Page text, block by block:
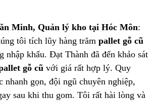
Minh, Quản lý kho tại Hóc Môn:
tôi tích lũy hàng trăm pallet gỗ cũ
nhập khẩu. Đạt Thành đã đến khảo sát
gỗ cũ với giá rất hợp lý. Quy
nhanh gọn, đội ngũ chuyên nghiệp,
sau khi thu gom. Tôi rất hài lòng và